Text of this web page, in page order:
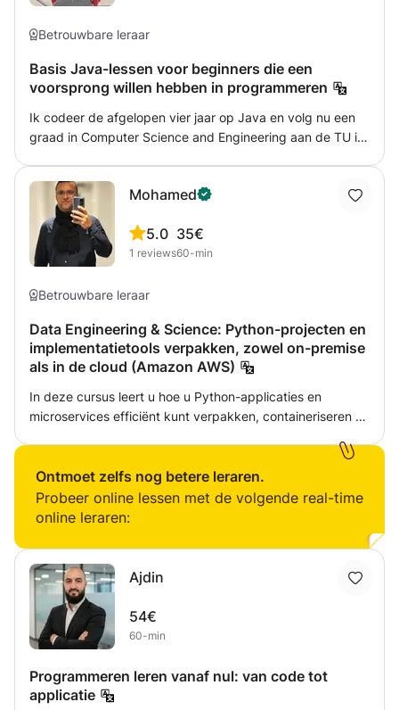
Betrouwbare leraar
Basis Java-lessen voor beginners die een
voorsprong willen hebben in programmeren
Ik codeer de afgelopen vier jaar op Java en volg nu een
graad in Computer Science and Engineering aan de TU in
studieprogramma. Ik doe altijd opdrachten en projecten
met behulp van Java en ben daarom op de hoogte van
alle basisconcepten en maak nooit gekke fouten. Ik kan je
helpen de programmeertaal te leren. Kennis van Java zal
openen.
Mohamed
5.0
1 reviews
35€
60-min
Betrouwbare leraar
Data Engineering & Science: Python-projecten en
implementatietools verpakken, zowel on-premise
als in de cloud (Amazon AWS)
In deze cursus leert u hoe u Python-applicaties en
microservices efficiënt kunt verpakken, containeriseren en
fundamentele Docker-concepten, best practices voor het
structureren van Python-projecten en strategieën voor het
bouwen van schaalbare en draagbare applicaties. Via
hands-on projecten krijgt u praktische ervaring met het
maken van Docker-images, het beheren van containers en
het orkestreren van microservices, waardoor naadloze
implementatie in verschillende omgevingen mogelijk
wordt. Neem contact met mij op als je meer informatie
over de cursus wilt!
Ontmoet zelfs nog betere leraren.
Probeer online lessen met de volgende real-time
online leraren:
Ajdin
54€
60-min
Programmeren leren vanaf nul: van code tot
applicatie